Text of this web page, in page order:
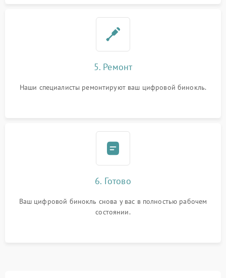
5. Ремонт
Наши специалисты ремонтируют ваш цифровой бинокль.
6. Готово
Ваш цифровой бинокль снова у вас в полностью рабочем
состоянии.